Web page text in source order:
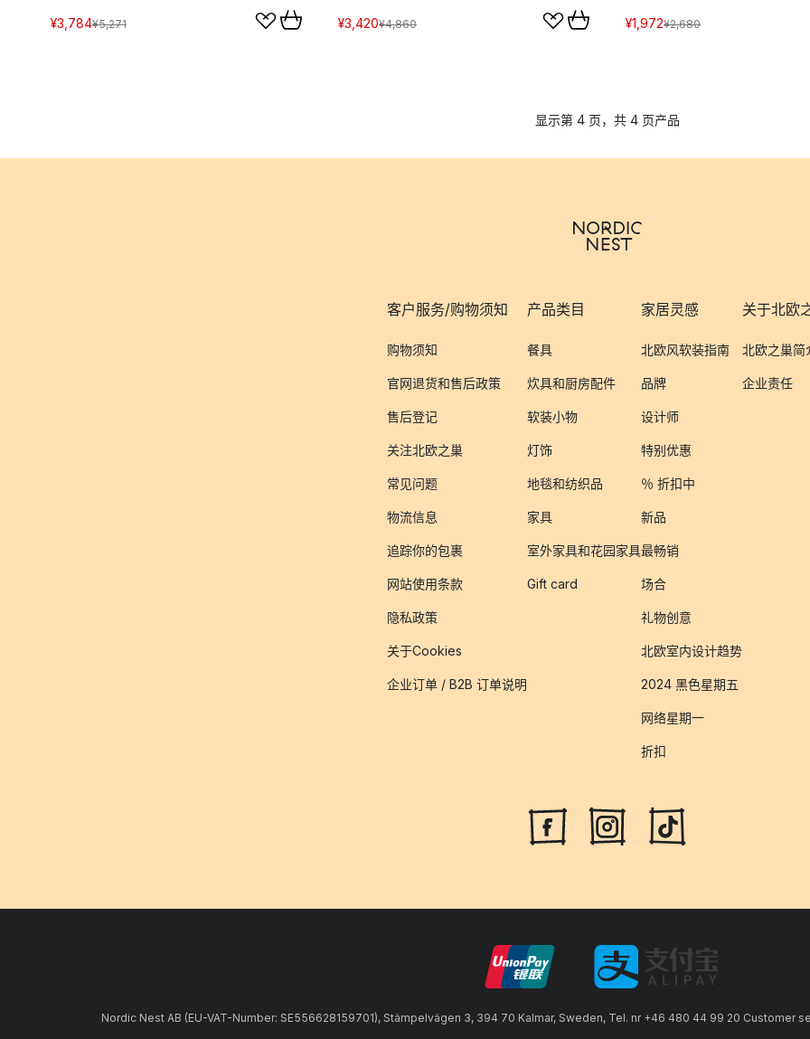
¥3,784¥5,271 ¥3,420¥4,860 ¥1,972¥2,680
显示第 4 页，共 4 页产品
客户服务/购物须知
购物须知
官网退货和售后政策
售后登记
关注北欧之巢
常见问题
物流信息
追踪你的包裹
网站使用条款
隐私政策
关于Cookies
企业订单 / B2B 订单说明
产品类目
餐具
炊具和厨房配件
软装小物
灯饰
地毯和纺织品
家具
室外家具和花园家具
Gift card
家居灵感
北欧风软装指南
品牌
设计师
特别优惠
％ 折扣中
新品
最畅销
场合
礼物创意
北欧室内设计趋势
2024 黑色星期五
网络星期一
折扣
关于北欧
北欧之巢简
企业责任
Nordic Nest AB (EU-VAT-Number: SE556628159701), Stämpelvägen 3, 394 70 Kalmar, Sweden, Tel. nr +46 480 44 99 20 Customer